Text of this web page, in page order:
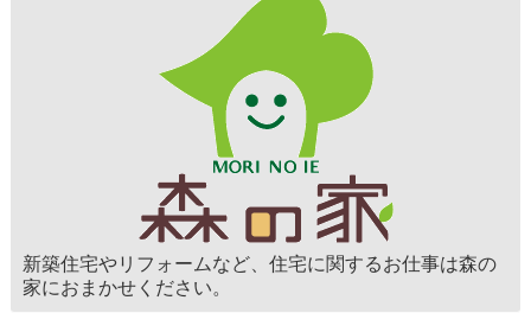
新築住宅やリフォームなど、住宅に関するお仕事は森の
家におまかせください。